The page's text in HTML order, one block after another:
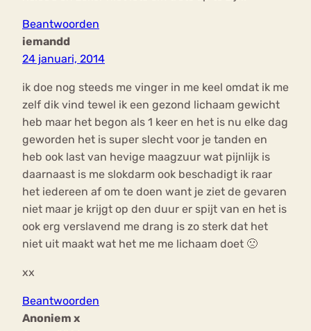
Beantwoorden
iemandd
24 januari, 2014
ik doe nog steeds me vinger in me keel omdat ik me
zelf dik vind tewel ik een gezond lichaam gewicht
heb maar het begon als 1 keer en het is nu elke dag
geworden het is super slecht voor je tanden en
heb ook last van hevige maagzuur wat pijnlijk is
daarnaast is me slokdarm ook beschadigt ik raar
het iedereen af om te doen want je ziet de gevaren
niet maar je krijgt op den duur er spijt van en het is
ook erg verslavend me drang is zo sterk dat het
niet uit maakt wat het me me lichaam doet 🙁
xx
Beantwoorden
Anoniem x